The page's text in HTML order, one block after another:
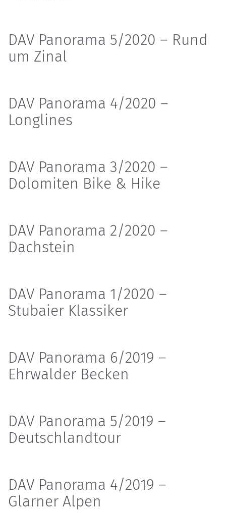
DAV Panorama 5/2020 – Rund
um Zinal
DAV Panorama 4/2020 –
Longlines
DAV Panorama 3/2020 –
Dolomiten Bike & Hike
DAV Panorama 2/2020 –
Dachstein
DAV Panorama 1/2020 –
Stubaier Klassiker
DAV Panorama 6/2019 –
Ehrwalder Becken
DAV Panorama 5/2019 –
Deutschlandtour
DAV Panorama 4/2019 –
Glarner Alpen